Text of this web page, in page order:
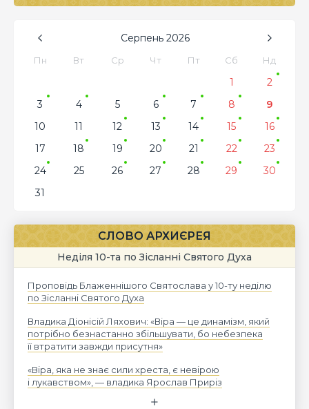
Серпень 2026
Пн Вт Ср Чт Пт Сб Нд
1
2
3
4 5 6 7 8
9
10
11 12 13 14 15
16
17
18 19 20 21 22
23
24
25 26 27 28 29
30
31
СЛОВО АРХИЄРЕЯ
Неділя 10-та по Зісланні Святого Духа
Проповідь Блаженнішого Святослава у 10-ту неділю
по Зісланні Святого Духа
Владика Діонісій Ляхович: «Віра — це динамізм, який
потрібно безнастанно збільшувати, бо небезпека
її втратити завжди присутня»
«Віра, яка не знає сили хреста, є невірою
і лукавством», — владика Ярослав Приріз